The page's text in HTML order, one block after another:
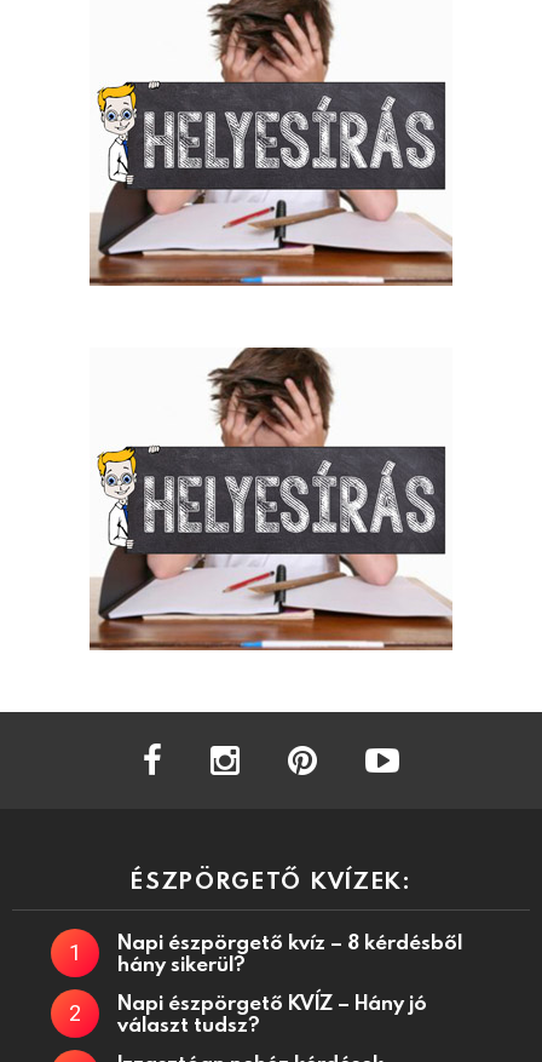
facebook instagram
ÉSZPÖRGETŐ KVÍZEK:
Napi észpörgető kvíz – 8 kérdésből
hány sikerül?
Napi észpörgető KVÍZ – Hány jó
választ tudsz?